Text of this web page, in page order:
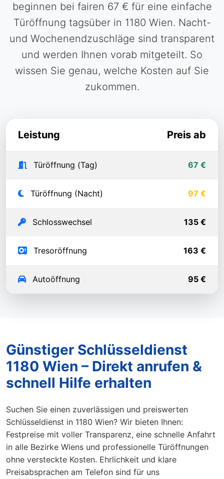
beginnen bei fairen 67 € für eine einfache
Türöffnung tagsüber in 1180 Wien. Nacht-
und Wochenendzuschläge sind transparent
und werden Ihnen vorab mitgeteilt. So
wissen Sie genau, welche Kosten auf Sie
zukommen.
Leistung Preis ab
Türöffnung (Tag) 67 €
Türöffnung (Nacht) 97 €
Schlosswechsel 135 €
Tresoröffnung 163 €
Autoöffnung 95 €
Günstiger Schlüsseldienst
1180 Wien – Direkt anrufen &
schnell Hilfe erhalten
Suchen Sie einen zuverlässigen und preiswerten
Schlüsseldienst in 1180 Wien? Wir bieten Ihnen:
Festpreise mit voller Transparenz, eine schnelle Anfahrt
in alle Bezirke Wiens und professionelle Türöffnungen
ohne versteckte Kosten. Ehrlichkeit und klare
Preisabsprachen am Telefon sind für uns